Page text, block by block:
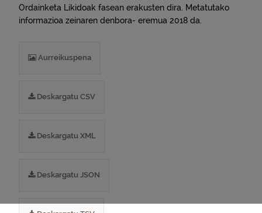
Ordainketa Likidoak fasean erakusten dira. Metatutako
informazioa zeinaren denbora- eremua 2018 da.
Aurreikuspena
Deskargatu CSV
Deskargatu XML
Deskargatu JSON